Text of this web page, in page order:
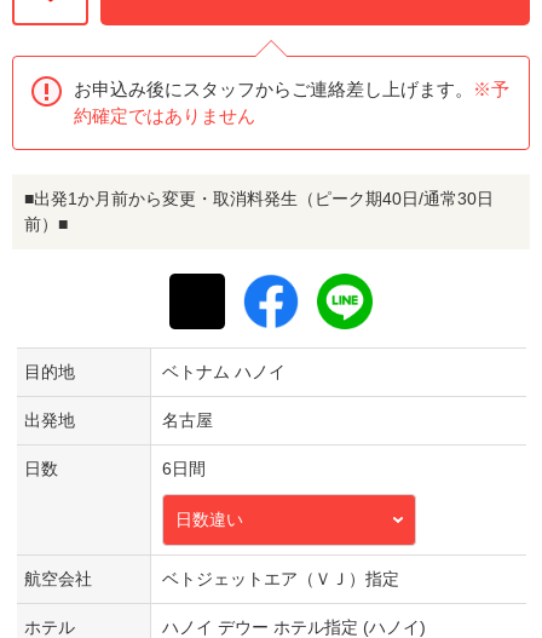
お申込み後にスタッフからご連絡差し上げます。
※予
約確定ではありません
■出発1か月前から変更・取消料発生（ピーク期40日/通常30日
前）■
目的地 ベトナム ハノイ
出発地 名古屋
日数 6日間
日数違い
航空会社 ベトジェットエア（ＶＪ）指定
ホテル ハノイ デウー ホテル指定 (ハノイ)